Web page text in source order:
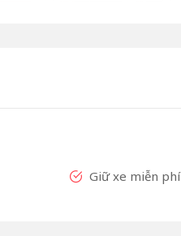
Giữ xe miễn phí